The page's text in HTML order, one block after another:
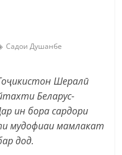
Садои Душанбе
Шералӣ
Беларус-
ин бора сардори
мудофиаи мамлакат
дод.